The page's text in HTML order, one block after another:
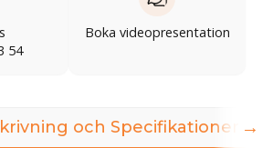
54
Boka videopresentation
och Specifikationer →